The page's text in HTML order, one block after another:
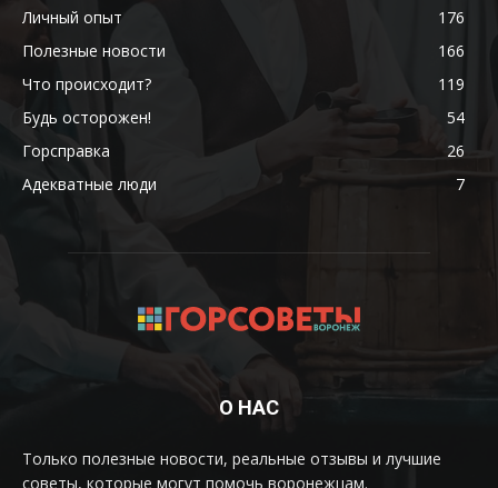
Личный опыт
176
Полезные новости
166
Что происходит?
119
Будь осторожен!
54
Горсправка
26
Адекватные люди
7
О НАС
Только полезные новости, реальные отзывы и лучшие
советы, которые могут помочь воронежцам.